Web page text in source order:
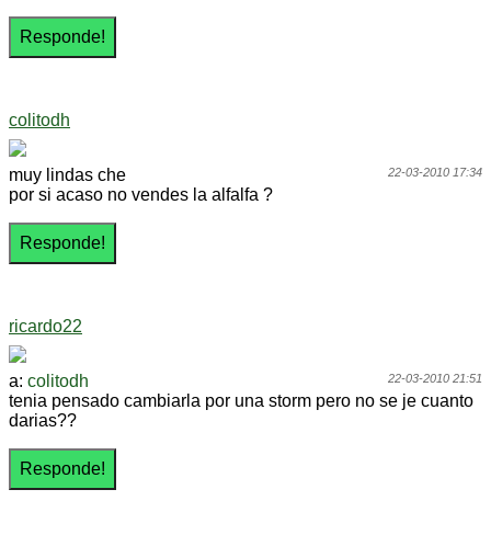
colitodh
22-03-2010 17:34
muy lindas che
por si acaso no vendes la alfalfa ?
ricardo22
22-03-2010 21:51
a: colitodh
tenia pensado cambiarla por una storm pero no se je cuanto
darias??